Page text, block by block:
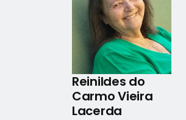
Reinildes do
Carmo Vieira
Lacerda